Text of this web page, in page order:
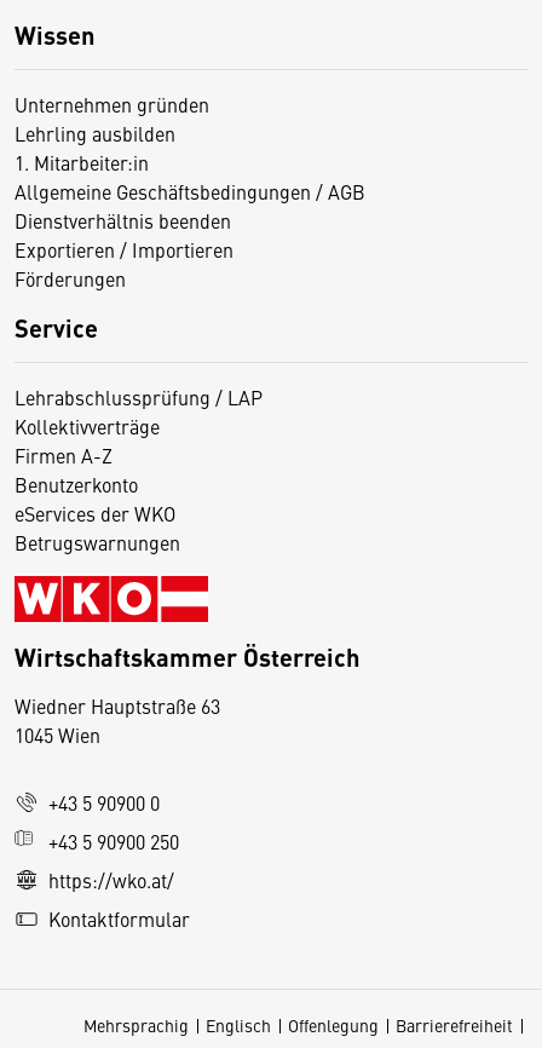
Wissen
Unternehmen gründen
Lehrling ausbilden
1. Mitarbeiter:in
Allgemeine Geschäftsbedingungen / AGB
Dienstverhältnis beenden
Exportieren / Importieren
Förderungen
Service
Lehrabschlussprüfung / LAP
Kollektivverträge
Firmen A-Z
Benutzerkonto
eServices der WKO
Betrugswarnungen
Wirtschaftskammer Österreich
Wiedner Hauptstraße 63
1045 Wien
+43 5 90900 0
+43 5 90900 250
https://wko.at/
Kontaktformular
Mehrsprachig Englisch Offenlegung
Barrierefreiheit
D
s
e
S
e